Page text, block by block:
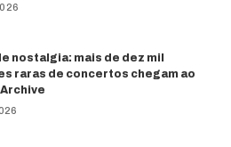
nostalgia: mais de dez mil
raras de concertos chegam ao